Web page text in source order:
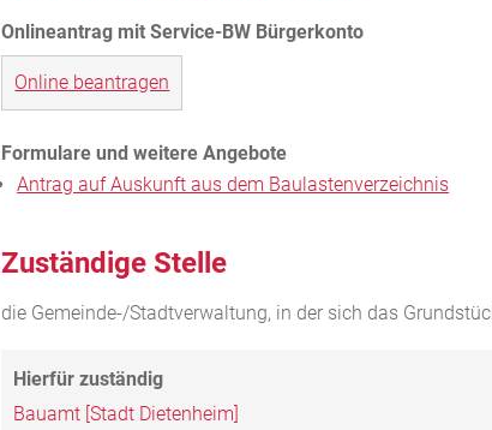
Online beantragen
Antrag auf Auskunft aus dem Baulastenverzeichnis
Zuständige Stelle
die Gemeinde-/Stadtverwaltung, in der sich das
Bauamt [Stadt Dietenheim]